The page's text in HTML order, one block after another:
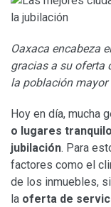
Oaxaca encabeza
gracias a su oferta
la población mayor
Hoy en día, mucha
o lugares
jubilación. Para
factores como el
de los inmuebles,
la oferta de